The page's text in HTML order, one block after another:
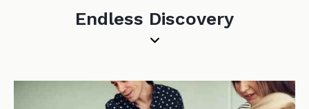
Endless Discovery